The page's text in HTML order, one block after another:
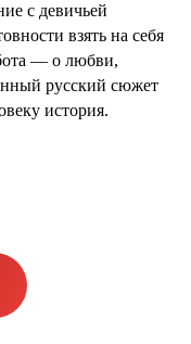
с девичьей
взять на себя
— о любви,
русский сюжет
история.